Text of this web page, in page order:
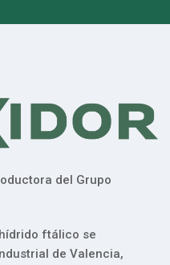
del Grupo
ftálico se
de Valencia,